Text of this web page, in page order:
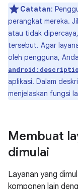
Catatan:
perangkat mereka.
atau tidak
tersebut. Agar
oleh pengguna,
aplikasi. Dalam
menjelaskan fungsi
Membuat
dimulai
Layanan yang
komponen lain